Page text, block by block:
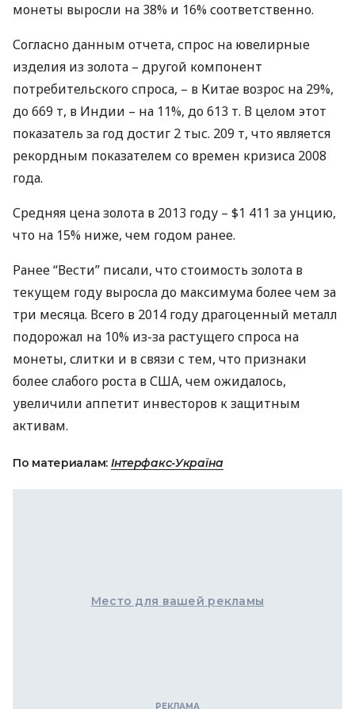
монеты выросли на 38% и 16% соответственно.
Согласно данным отчета, спрос на ювелирные
изделия из золота – другой компонент
потребительского спроса, – в Китае возрос на 29%,
до 669 т, в Индии – на 11%, до 613 т. В целом этот
показатель за год достиг 2 тыс. 209 т, что является
рекордным показателем со времен кризиса 2008
года.
Средняя цена золота в 2013 году – $1 411 за унцию,
что на 15% ниже, чем годом ранее.
Ранее “Вести” писали, что стоимость золота в
текущем году выросла до максимума более чем за
три месяца. Всего в 2014 году драгоценный металл
подорожал на 10% из-за растущего спроса на
монеты, слитки и в связи с тем, что признаки
более слабого роста вСША, чем ожидалось,
увеличили аппетит инвесторов к защитным
активам.
По материалам: Інтерфакс-Україна
Место для вашей рекламы